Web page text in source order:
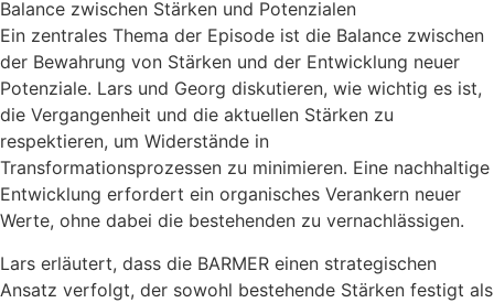
Balance zwischen Stärken und Potenzialen
Ein zentrales Thema der Episode ist die Balance zwischen
der Bewahrung von Stärken und der Entwicklung neuer
Potenziale. Lars und Georg diskutieren, wie wichtig es ist,
die Vergangenheit und die aktuellen Stärken zu
respektieren, um Widerstände in
Transformationsprozessen zu minimieren. Eine nachhaltige
Entwicklung erfordert ein organisches Verankern neuer
Werte, ohne dabei die bestehenden zu vernachlässigen.
Lars erläutert, dass die BARMER einen strategischen
Ansatz verfolgt, der sowohl bestehende Stärken festigt als